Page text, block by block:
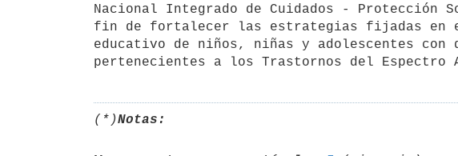
Nacional Integrado de Cuidados -
fin de fortalecer las estrategias fijadas en
educativo de niños, niñas y adolescentes
(*)Notas: